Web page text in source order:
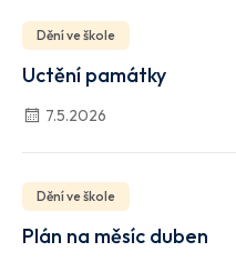
Dění ve škole
Uctění památky
7.5.2026
Dění ve škole
Plán na měsíc duben